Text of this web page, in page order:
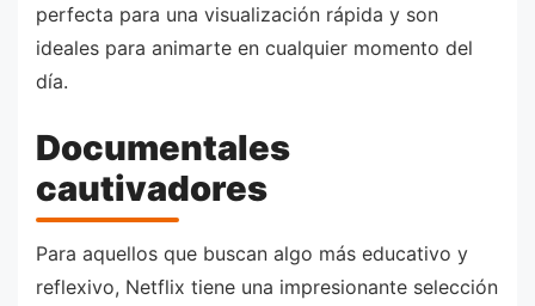
perfecta para una visualización rápida y son
ideales para animarte en cualquier momento del
día.
Documentales
cautivadores
Para aquellos que buscan algo más educativo y
reflexivo, Netflix tiene una impresionante selección